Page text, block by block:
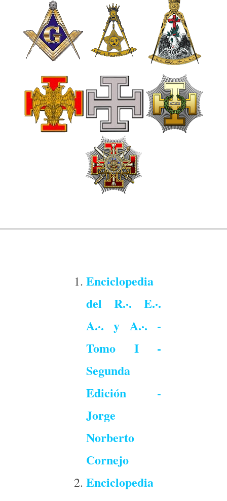
Enciclopedia
del R.·. E.·.
A.·. y A.·. -
Tomo I -
Segunda
Edición -
Jorge
Norberto
Cornejo
Enciclopedia